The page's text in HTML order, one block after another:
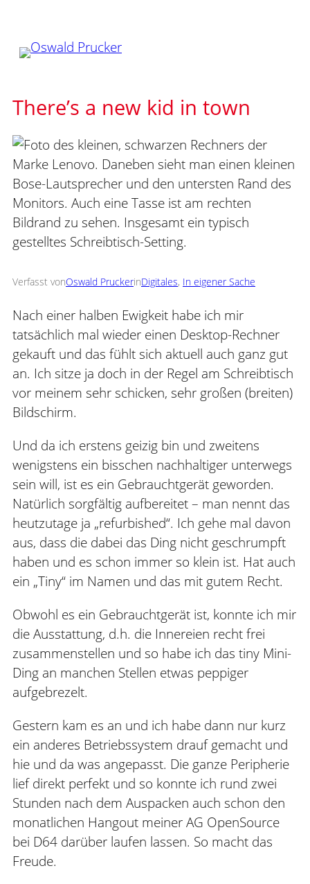
springen
There’s a new kid in town
Verfasst vonOswald PruckerinDigitales, In eigener Sache
Nach einer halben Ewigkeit habe ich mir
tatsächlich mal wieder einen Desktop-Rechner
gekauft und das fühlt sich aktuell auch ganz gut
an. Ich sitze ja doch in der Regel am Schreibtisch
vor meinem sehr schicken, sehr großen (breiten)
Bildschirm.
Und da ich erstens geizig bin und zweitens
wenigstens ein bisschen nachhaltiger unterwegs
sein will, ist es ein Gebrauchtgerät geworden.
Natürlich sorgfältig aufbereitet – man nennt das
heutzutage ja „refurbished“. Ich gehe mal davon
aus, dass die dabei das Ding nicht geschrumpft
haben und es schon immer so klein ist. Hat auch
ein „Tiny“ im Namen und das mit gutem Recht.
Obwohl es ein Gebrauchtgerät ist, konnte ich mir
die Ausstattung, d.h. die Innereien recht frei
zusammenstellen und so habe ich das tiny Mini-
Ding an manchen Stellen etwas peppiger
aufgebrezelt.
Gestern kam es an und ich habe dann nur kurz
ein anderes Betriebssystem drauf gemacht und
hie und da was angepasst. Die ganze Peripherie
lief direkt perfekt und so konnte ich rund zwei
Stunden nach dem Auspacken auch schon den
monatlichen Hangout meiner AG OpenSource
bei D64 darüber laufen lassen. So macht das
Freude.